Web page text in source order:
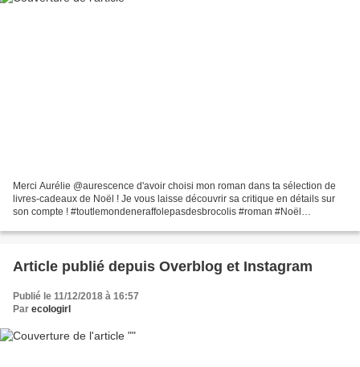
Merci Aurélie @aurescence d'avoir choisi mon roman dans ta sélection de
livres-cadeaux de Noël ! Je vous laisse découvrir sa critique en détails sur
son compte ! #toutlemondeneraffolepasdesbrocolis #roman #Noël
Article publié depuis Overblog et Instagram
Publié le 11/12/2018 à 16:57
Par ecologirl